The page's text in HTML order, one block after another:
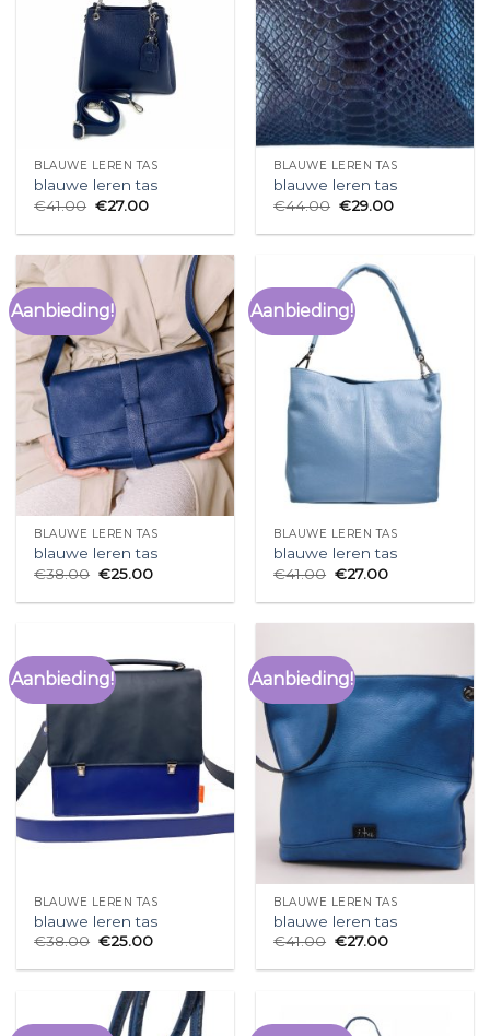
BLAUWE LEREN TAS
blauwe leren tas
€41.00 €27.00
BLAUWE LEREN TAS
blauwe leren tas
€44.00 €29.00
Aanbieding!
BLAUWE LEREN TAS
blauwe leren tas
€38.00 €25.00
Aanbieding!
BLAUWE LEREN TAS
blauwe leren tas
€41.00 €27.00
Aanbieding!
BLAUWE LEREN TAS
blauwe leren tas
€38.00 €25.00
Aanbieding!
BLAUWE LEREN TAS
blauwe leren tas
€41.00 €27.00